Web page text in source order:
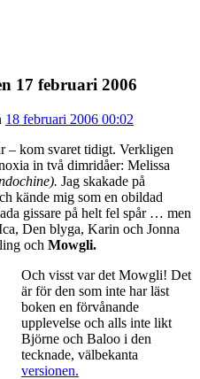
17 februari 2006
18 februari 2006 00:02
– kom svaret tidigt. Verkligen
in två dimridåer: Melissa
Jag skakade på
kände mig som en obildad
gissare på helt fel spår … men
Den blyga, Karin och Jonna
och Mowgli.
Och visst var det Mowgli! Det
är för den som inte har läst
boken en förvånande
upplevelse och alls inte likt
Björne och Baloo i den
tecknade, välbekanta
versionen.